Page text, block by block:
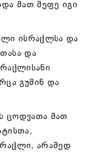
მათ მეფე იგი
ისრაჱლსა და
და
გუშინ და
ცოდვათა მათ
არამედ